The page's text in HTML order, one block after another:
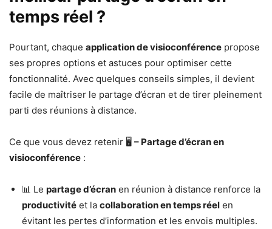
temps réel ?
Pourtant, chaque application de visioconférence propose
ses propres options et astuces pour optimiser cette
fonctionnalité. Avec quelques conseils simples, il devient
facile de maîtriser le partage d’écran et de tirer pleinement
parti des réunions à distance.
Ce que vous devez retenir 🖥️ – Partage d’écran en
visioconférence :
📊 Le partage d’écran en réunion à distance renforce la
productivité et la collaboration en temps réel en
évitant les pertes d’information et les envois multiples.